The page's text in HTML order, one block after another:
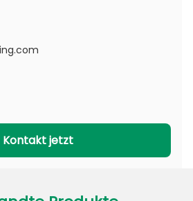
Leitplatte
Kontakt jetzt